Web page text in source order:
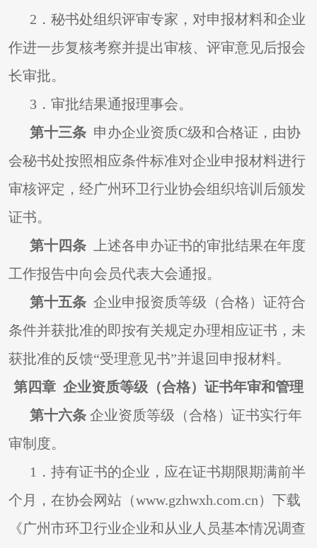
2 ．秘书处组织评审专家，对申报材料和企业
作进一步复核考察并提出审核、评审意见后报会
长审批。
3 ．审批结果通报理事会。
第十三条 申办企业资质C级和合格证，由协
会秘书处按照相应条件标准对企业申报材料进行
审核评定，经广州环卫行业协会组织培训后颁发
证书。
第十四条
上述各申办证书的审批结果在年度
工作报告中向会员代表大会通报。
第十五条 企业申报资质等级（合格）证符合
条件并获批准的即按有关规定办理相应证书，未
获批准的反馈“受理意见书”并退回申报材料。
第四章 企业资质等级（合格）证书年审和管理
第十六条 企业资质等级（合格）证书实行年
审制度。
1 ．持有证书的企业，应在证书期限期满前半
个月，在协会网站（www.gzhwxh.com.cn）下载
《广州市环卫行业企业和从业人员基本情况调查